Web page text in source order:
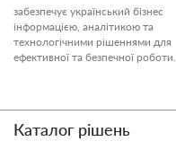
забезпечує український бізнес
інформацією, аналітикою та
технологічними рішеннями для
ефективної та безпечної роботи.
Каталог рішень